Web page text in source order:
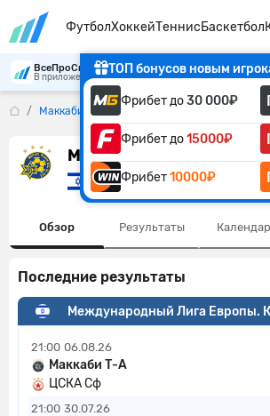
ФутболХоккейТеннисБаскетбол
ТОП бонусов новым
Фрибет до30 000₽
Фрибет до15000₽
Фрибет10000₽
ВсеПроСпорт
В приложении удобнее
Маккаби Тель-Авив
Маккаби Тель-Авив
Израиль
Обзор Результаты
Последние результаты
Международный Лига Европы.
21:00 06.08.26
Маккаби Т-А
ЦСКА Сф
21:00 30.07.26